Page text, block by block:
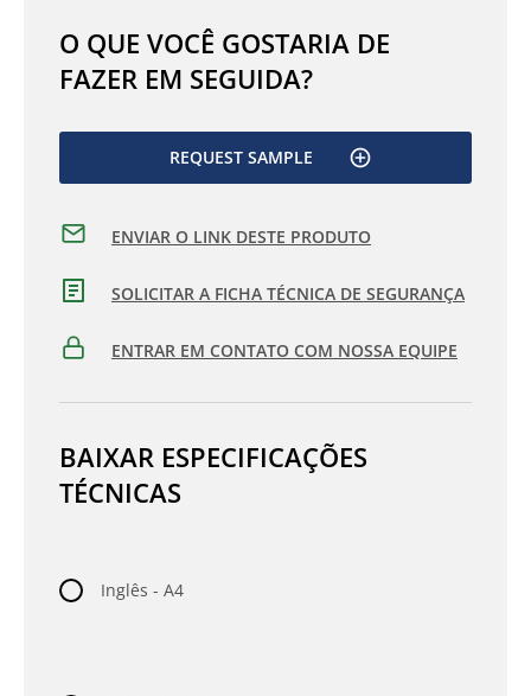
O QUE VOCÊ GOSTARIA DE
FAZER EM SEGUIDA?
REQUEST SAMPLE
ENVIAR O LINK DESTE PRODUTO
SOLICITAR A FICHA TÉCNICA DE SEGURANÇA
ENTRAR EM CONTATO COM NOSSA EQUIPE
BAIXAR ESPECIFICAÇÕES
TÉCNICAS
Inglês - A4